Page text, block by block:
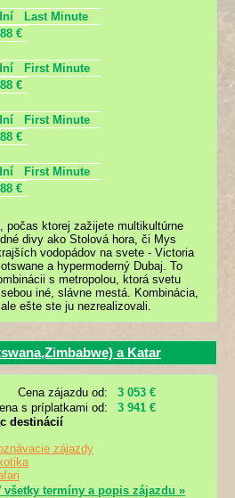
Last Minute
€
First Minute
€
First Minute
€
First Minute
€
počas ktorej zažijete multikultúrne
divy ako Stolová hora, či Mys
vodopádov na svete - Victoria
a hypermoderný Dubaj. To
s metropolou, ktorá svetu
iné, slávne mestá. Kombinácia,
ešte ste ju nezrealizovali.
a Katar
Cena zájazdu od:
3 053 €
s príplatkami od:
3 941 €
destinácií
zájazdy
termíny a popis zájazdu »